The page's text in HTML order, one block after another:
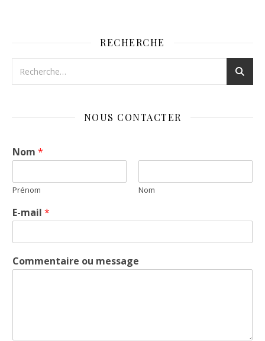
RECHERCHE
NOUS CONTACTER
Nom *
Prénom Nom
E-mail *
Commentaire ou message